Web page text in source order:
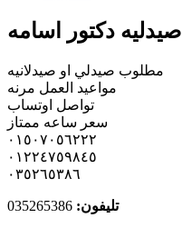
صيدليه دكتور اسامه
مطلوب صيدلي او صيدلانيه
مواعيد العمل مرنه
تواصل اوتساب
سعر ساعه ممتاز
٠١٥٠٧٠٥٦٢٢٢
٠١٢٢٤٧٥٩٨٤٥
٠٣٥٢٦٥٣٨٦
تليفون: